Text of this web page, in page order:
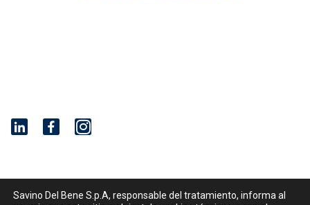
I
t
a
© 2001 - 2026 Savino Del Bene S.p.a
Via del Botteghino 24/26/28A
Savino Del Bene S.p.A, responsable del tratamiento, informa al